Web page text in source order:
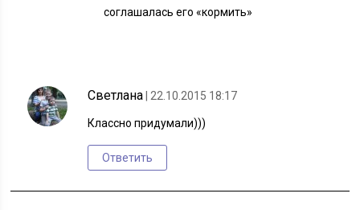
соглашалась его «кормить»
Светлана | 22.10.2015 18:17
Классно придумали)))
Ответить